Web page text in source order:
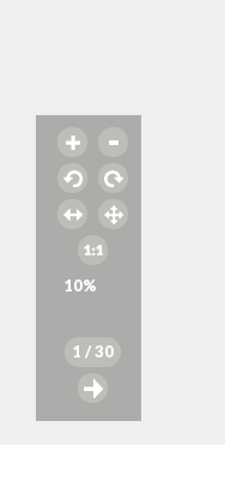
10%
1 / 30